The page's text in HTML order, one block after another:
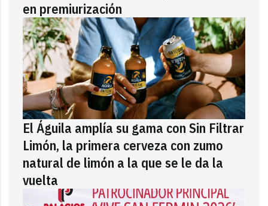
en premiurización
El Águila amplía su gama con Sin Filtrar
Limón, la primera cerveza con zumo
natural de limón a la que se le da la
vuelta